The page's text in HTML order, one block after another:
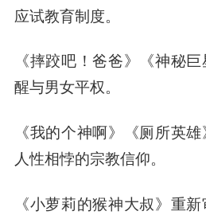
应试教育制度。
《摔跤吧！爸爸》《神秘
醒与男女平权。
《我的个神啊》《厕所英
人性相悖的宗教信仰。
《小萝莉的猴神大叔》重